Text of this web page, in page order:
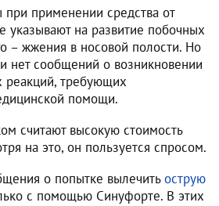
применении средства от
указывают на развитие побочных
– жжения в носовой полости. Но
нет сообщений о возникновении
реакций, требующих
помощи.
считают высокую стоимость
на это, он пользуется спросом.
о попытке вылечитьострую
с помощью Синуфорте. В этих